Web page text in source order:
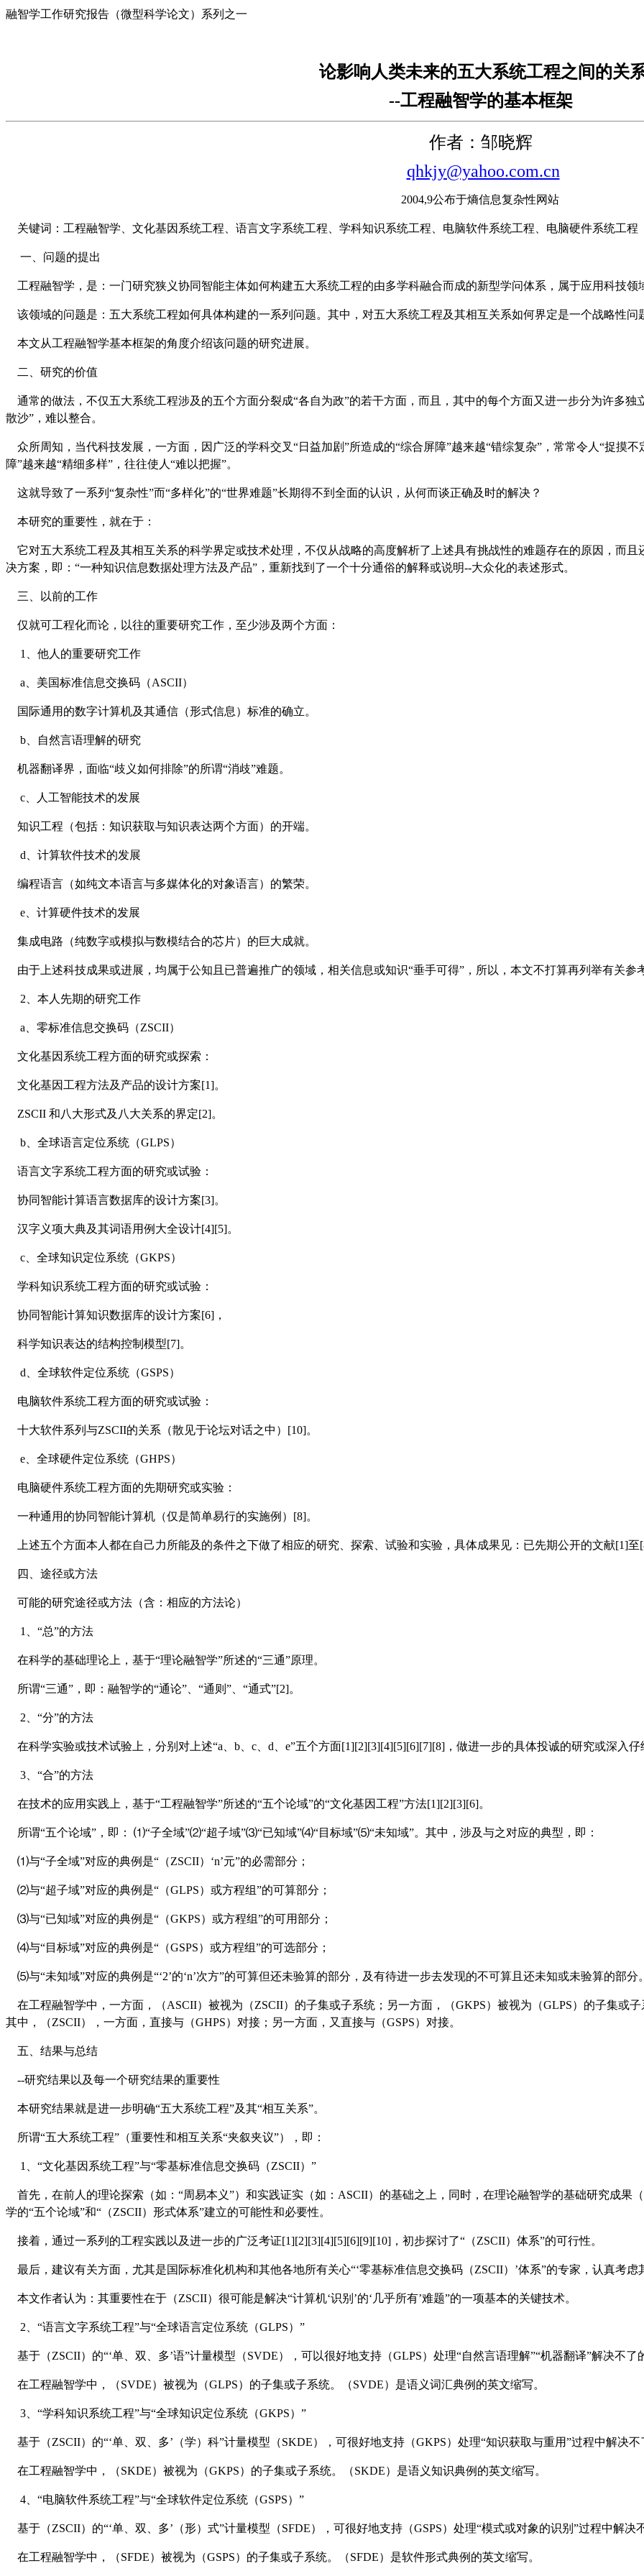
融智学工作研究报告（微型科学论文）系列之一
论影响人类未来的五大系统工程之间的关
--工程融智学的基本框架
作者：邹晓辉
qhkjy@yahoo.com.cn
2004,9公布于熵信息复杂性网站
关键词：工程融智学、文化基因系统工程、语言文字系统工程、学科知识系统工程、电脑软件系统工程、电脑硬件系统工程
一、问题的提出
工程融智学，是：一门研究狭义协同智能主体如何构建五大系统工程的由多学科融合而成的新型学问体系，属于应用科技领
该领域的问题是：五大系统工程如何具体构建的一系列问题。其中，对五大系统工程及其相互关系如何界定是一个战略性问
本文从工程融智学基本框架的角度介绍该问题的研究进展。
二、研究的价值
通常的做法，不仅五大系统工程涉及的五个方面分裂成“各自为政”的若干方面，而且，其中的每个方面又进一步分为许多
散沙” ，难以整合。
众所周知，当代科技发展，一方面，因广泛的学科交叉 “日益加剧”所造成的“综合屏障”越来越“错综复杂” ，常常令人 “捉摸不
障”越来越“精细多样” ，往往使人 “难以把握”。
这就导致了一系列 “复杂性”而“多样化”的“世界难题”长期得不到全面的认识，从何而谈正确及时的解决？
本研究的重要性，就在于：
它对五大系统工程及其相互关系的科学界定或技术处理，不仅从战略的高度解析了上述具有挑战性的难题存在的原因，而
决方案，即： “一种知识信息数据处理方法及产品” ，重新找到了一个十分通俗的解释或说明--大众化的表述形式。
三、以前的工作
仅就可工程化而论，以往的重要研究工作，至少涉及两个方面：
1、他人的重要研究工作
a、美国标准信息交换码（ASCII）
国际通用的数字计算机及其通信（形式信息）标准的确立。
b、自然言语理解的研究
机器翻译界，面临“歧义如何排除”的所谓“消歧”难题。
c、人工智能技术的发展
知识工程（包括：知识获取与知识表达两个方面）的开端。
d、计算软件技术的发展
编程语言（如纯文本语言与多媒体化的对象语言）的繁荣。
e、计算硬件技术的发展
集成电路（纯数字或模拟与数模结合的芯片）的巨大成就。
由于上述科技成果或进展，均属于公知且已普遍推广的领域，相关信息或知识“垂手可得” ，所以，本文不打算再列举有关参
2、本人先期的研究工作
a、零标准信息交换码（ZSCII）
文化基因系统工程方面的研究或探索：
文化基因工程方法及产品的设计方案[1]。
ZSCII 和八大形式及八大关系的界定[2]。
b、全球语言定位系统（GLPS）
语言文字系统工程方面的研究或试验：
协同智能计算语言数据库的设计方案[3]。
汉字义项大典及其词语用例大全设计[4][5]。
c、全球知识定位系统（GKPS）
学科知识系统工程方面的研究或试验：
协同智能计算知识数据库的设计方案[6]，
科学知识表达的结构控制模型[7]。
d、全球软件定位系统（GSPS）
电脑软件系统工程方面的研究或试验：
十大软件系列与ZSCII的关系（散见于论坛对话之中）[10]。
e、全球硬件定位系统（GHPS）
电脑硬件系统工程方面的先期研究或实验：
一种通用的协同智能计算机（仅是简单易行的实施例）[8]。
上述五个方面本人都在自己力所能及的条件之下做了相应的研究、探索、试验和实验，具体成果见：已先期公开的文献[1]至
四、途径或方法
可能的研究途径或方法（含：相应的方法论）
1、 “总”的方法
在科学的基础理论上，基于“理论融智学”所述的“三通”原理。
所谓“三通” ，即：融智学的“通论” “通则 ” “通式”[2]。
2、 “分”的方法
在科学实验或技术试验上，分别对上述“a、b、c、d、e”五个方面[1][2][3][4][5][6][7][8]，做进一步的具体投诚的研究或深入
3、 “合”的方法
在技术的应用实践上，基于“工程融智学”所述的“五个论域”的“文化基因工程”方法[1][2][3][6]。
所谓“五个论域” ，即： ⑴“子全域”⑵“超子域”⑶“已知域”⑷“目标域”⑸“未知域”。其中，涉及与之对应的典型，即：
⑴与“子全域”对应的典例是“ （ZSCII） ‘n’元”的必需部分；
⑵与“超子域”对应的典例是“ （GLPS）或方程组”的可算部分；
⑶与“已知域”对应的典例是“ （GKPS）或方程组”的可用部分；
⑷与“目标域”对应的典例是“ （GSPS）或方程组”的可选部分；
⑸与“未知域”对应的典例是“‘2’的‘n’次方”的可算但还未验算的部分，及有待进一步去发现的不可算且还未知或未验算的部分
在工程融智学中，一方面，（ASCII）被视为（ZSCII）的子集或子系统；另一方面，（GKPS）被视为（GLPS）的子集或
其中，（ZSCII），一方面，直接与（GHPS）对接；另一方面，又直接与（GSPS）对接。
五、结果与总结
--研究结果以及每一个研究结果的重要性
本研究结果就是进一步明确“五大系统工程”及其“相互关系”。
所谓“五大系统工程” （重要性和相互关系“夹叙夹议”），即：
1、 “文化基因系统工程”与“零基标准信息交换码（ZSCII） ”
首先，在前人的理论探索（如： “周易本义”）和实践证实（如：ASCII）的基础之上，同时，在理论融智学的基础研究成果
学的“五个论域”和“ （ZSCII）形式体系”建立的可能性和必要性。
接着，通过一系列的工程实践以及进一步的广泛考证[1][2][3][4][5][6][9][10]，初步探讨了“ （ZSCII）体系”的可行性。
最后，建议有关方面，尤其是国际标准化机构和其他各地所有关心“‘零基标准信息交换码（ZSCII） ’体系”的专家，认真考虑
本文作者认为：其重要性在于（ZSCII）很可能是解决“计算机‘识别 ’的‘ 几乎所有’难题”的一项基本的关键技术。
2、 “语言文字系统工程”与“全球语言定位系统（GLPS） ”
基于（ZSCII）的“‘单、双、多’语”计量模型（SVDE），可以很好地支持（GLPS）处理“自然言语理解”“机器翻译”解决不了
在工程融智学中，（SVDE）被视为（GLPS）的子集或子系统。（SVDE）是语义词汇典例的英文缩写。
3、 “学科知识系统工程”与“全球知识定位系统（GKPS） ”
基于（ZSCII）的“‘单、双、多’ （学）科”计量模型（SKDE），可很好地支持（GKPS）处理“知识获取与重用”过程中解决不
在工程融智学中，（SKDE）被视为（GKPS）的子集或子系统。（SKDE）是语义知识典例的英文缩写。
4、 “电脑软件系统工程”与“全球软件定位系统（GSPS） ”
基于（ZSCII）的“‘单、双、多’ （形）式”计量模型（SFDE），可很好地支持（GSPS）处理“模式或对象的识别 ”过程中解决
在工程融智学中，（SFDE）被视为（GSPS）的子集或子系统。（SFDE）是软件形式典例的英文缩写。